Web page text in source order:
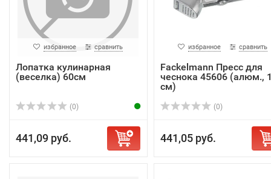
избранное сравнить
Лопатка кулинарная
(веселка) 60см
(0)
441,09 руб.
избранное сравнить
Fackelmann Пресс для
чеснока 45606 (алюм.,
см)
(0)
441,05 руб.